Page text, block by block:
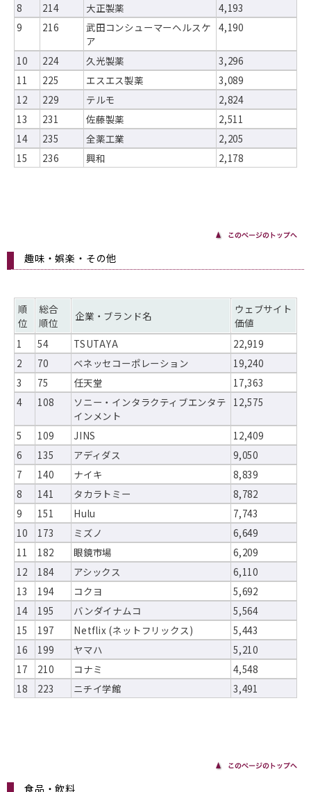
8
214 大正製薬
4,193
9
216
武田コンシューマーヘルスケ
ア
4,190
10 224 久光製薬
3,296
11
225 エスエス製薬
3,089
12
229 テルモ
2,824
13
231 佐藤製薬
2,511
14
235 全薬工業
2,205
15
236 興和 2,178
趣味・娯楽・その他
順
位
総合
順位
企業・ブランド名
ウェブサイト
価値
1
54 TSUTAYA
22,919
2
70 ベネッセコーポレーション
19,240
3
75 任天堂
17,363
4
108
ソニー・インタラクティブエンタテ
インメント
12,575
5 109 JINS
12,409
6
135 アディダス
9,050
7
140 ナイキ
8,839
8
141 タカラトミー
8,782
9
151 Hulu
7,743
10
173 ミズノ
6,649
11
182 眼鏡市場
6,209
12
184 アシックス
6,110
13
194 コクヨ
5,692
14
195 バンダイナムコ
5,564
15
197 Netflix (ネットフリックス)
5,443
16
199 ヤマハ
5,210
17
210 コナミ
4,548
18
223 ニチイ学館 3,491
食品・飲料